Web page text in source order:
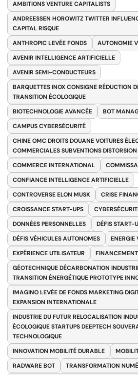
AMBITIONS VENTURE CAPITALISTS
ANDREESSEN HOROWITZ TWITTER
CAPITAL RISQUE
ANTHROPIC LEVÉE FONDS
AUTONOMIE
AVENIR INTELLIGENCE ARTIFICIELLE
AVENIR SEMI-CONDUCTEURS
BARQUETTES INOX CONSIGNE RÉDUCTION
TRANSITION ÉCOLOGIQUE
BIOTECHNOLOGIE AVANCÉE
BOT
CAMPUS CYBERSÉCURITÉ
CHINE OMC DROITS DOUANE VOITURES
COMMERCIALES SUBVENTIONS
COMMERCE INTERNATIONAL
CONFIANCE INTELLIGENCE ARTIFICIELLE
CONTROVERSE ELON MUSK
CRISE
CROISSANCE START-UPS
DONNÉES PERSONNELLES
DÉFIS START-
DÉFIS VÉHICULES AUTONOMES
ENERGIE
EXPÉRIENCE UTILISATEUR
GÉOTECHNIQUE DÉCARBONATION
TRANSITION ÉNERGÉTIQUE PROTOTYPE
IMAGINO LEVÉE DE FONDS MARKETING
EXPANSION INTERNATIONALE
INDUSTRIE DU FUTUR RELOCALISATION
ÉCOLOGIQUE STARTUPS DEEPTECH
TECHNOLOGIQUE
INNOVATION MOBILITÉ DURABLE
RADWARE BOT
TRANSFORMATION